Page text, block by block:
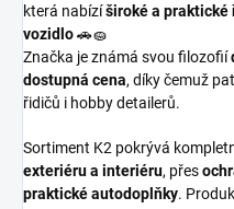
která nabízíširoké a praktické
vozidlo🚗🧽
Značka je známá svou filozofií
dostupná cena, díky čemuž
řidičů i hobby detailerů.
Sortiment K2 pokrývá
exteriéru a interiéru, přes
praktické autodoplňky.